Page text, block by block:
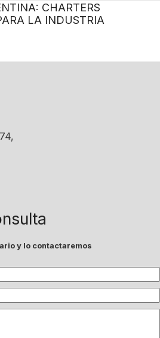
CHARTERS
LA INDUSTRIA
y lo contactaremos